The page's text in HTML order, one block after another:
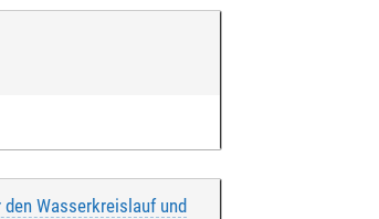
Wasserkreislauf und